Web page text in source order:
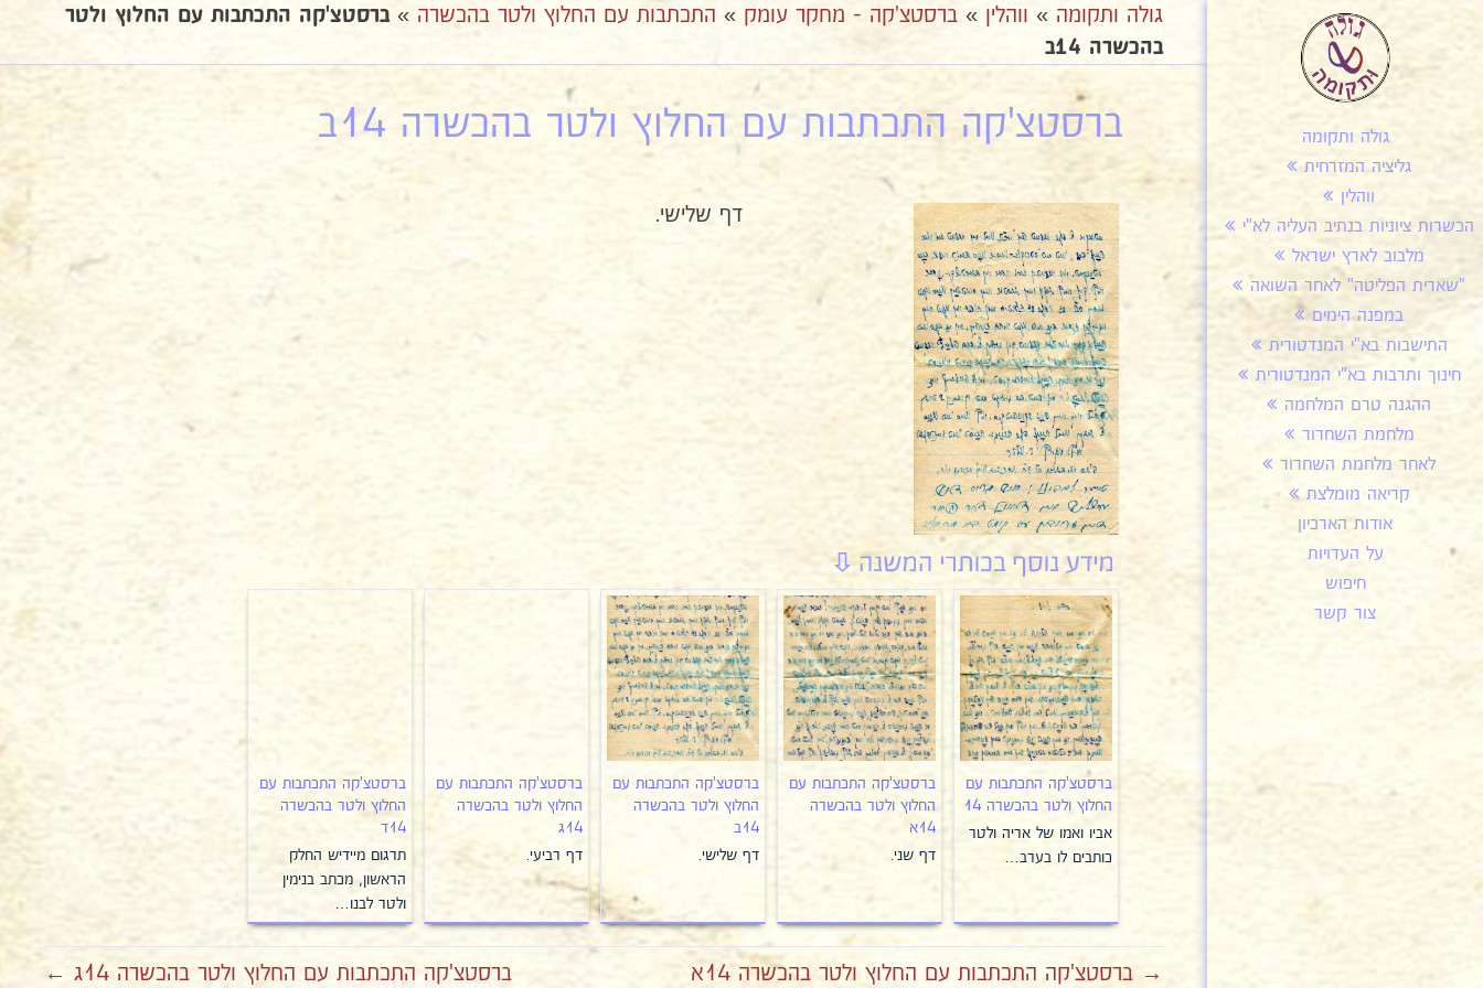
גולה ותקומה
גליציה המזרחית
ווהלין
הכשרות ציוניות בנתיב העליה לא"י
מלבוב לארץ ישראל
"שארית הפליטה" לאחר השואה
במפנה הימים
התישבות בא"י המנדטורית
חינוך ותרבות בא"י המנדטורית
ההגנה טרם המלחמה
מלחמת השחרור
לאחר מלחמת השחרור
קריאה מומלצת
אודות הארכיון
על העדויות
חיפוש
צור קשר
גולה ותקומה » ווהלין » ברסטצ'קה - מחקר עומק » התכתבות עם החלוץ ולטר בהכשרה »ברסטצ'קה התכתבות עם החלוץ ולטר
בהכשרה 14ב
ברסטצ'קה התכתבות עם החלוץ ולטר בהכשרה 14ב
דף שלישי.
ברסטצ'קה התכתבות עם
החלוץ ולטר בהכשרה 14
אביו ואמו של אריה ולטר
כותבים לו בערב…
ברסטצ'קה התכתבות עם
החלוץ ולטר בהכשרה
14א
דף שני.
ברסטצ'קה התכתבות עם
החלוץ ולטר בהכשרה
14ב
דף שלישי.
ברסטצ'קה התכתבות עם
החלוץ ולטר בהכשרה
14ג
דף רביעי.
ברסטצ'קה התכתבות עם
החלוץ ולטר בהכשרה
14ד
תרגום מיידיש החלק
הראשון, מכתב בנימין
ולטר לבנו…
→ ברסטצ'קה התכתבות עם החלוץ ולטר בהכשרה 14א ברסטצ'קה התכתבות עם החלוץ ולטר בהכשרה 14ג ←